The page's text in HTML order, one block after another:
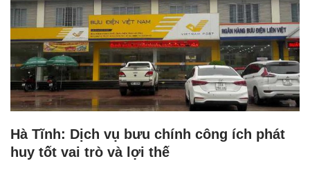
Hà Tĩnh: Dịch vụ bưu chính công ích phát
huy tốt vai trò và lợi thế